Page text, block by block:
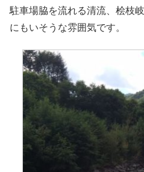
駐車場脇を流れる清流、桧枝
にもいそうな雰囲気です。